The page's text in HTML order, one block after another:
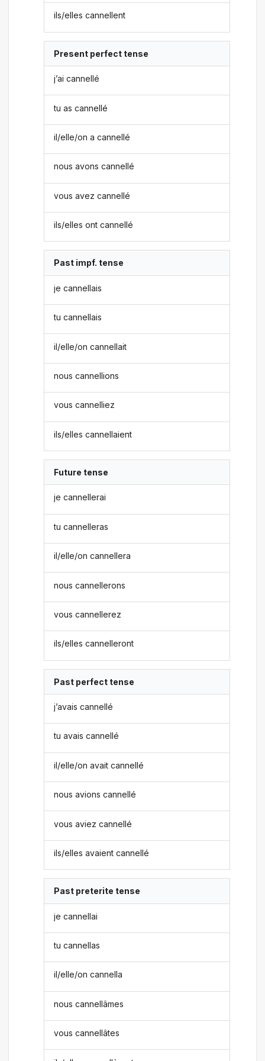
ils/elles cannellent
Present perfect tense
j’ai cannellé
tu as cannellé
il/elle/on a cannellé
nous avons cannellé
vous avez cannellé
ils/elles ont cannellé
Past impf. tense
je cannellais
tu cannellais
il/elle/on cannellait
nous cannellions
vous cannelliez
ils/elles cannellaient
Future tense
je cannellerai
tu cannelleras
il/elle/on cannellera
nous cannellerons
vous cannellerez
ils/elles cannelleront
Past perfect tense
j’avais cannellé
tu avais cannellé
il/elle/on avait cannellé
nous avions cannellé
vous aviez cannellé
ils/elles avaient cannellé
Past preterite tense
je cannellai
tu cannellas
il/elle/on cannella
nous cannellâmes
vous cannellâtes